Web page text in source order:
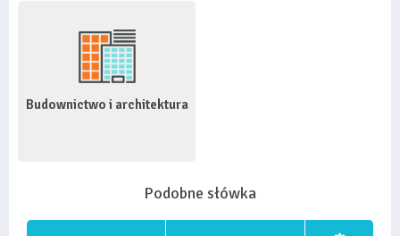
Budownictwo i architektura
Podobne słówka